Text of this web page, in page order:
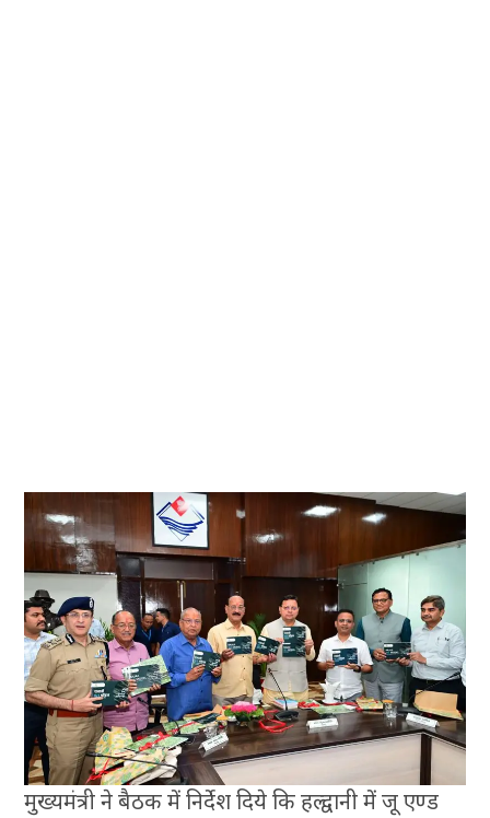
मुख्यमंत्री ने बैठक में निर्देश दिये कि हल्द्वानी में जू एण्ड